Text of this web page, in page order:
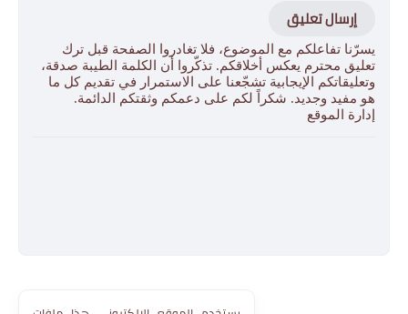
إرسال تعليق
يسرّنا تفاعلكم مع الموضوع، فلا تغادروا الصفحة قبل ترك
تعليق محترم يعكس أخلاقكم. تذكّروا أن الكلمة الطيبة صدقة،
وتعليقاتكم الإيجابية تشجّعنا على الاستمرار في تقديم كل ما
هو مفيد وجديد. شكراً لكم على دعمكم وثقتكم الدائمة.
إدارة الموقع